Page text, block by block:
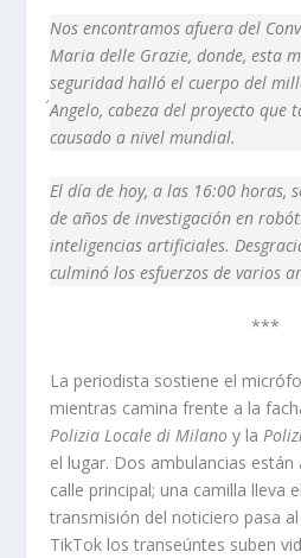
Nos encontramos afuera del
Maria delle Grazie, donde, esta
seguridad halló el cuerpo del
´Angelo, cabeza del proyecto que
causado a nivel mundial.
El día de hoy, a las 16:00 horas,
de años de investigación en
inteligencias artificiales.
culminó los esfuerzos de varios
***
La periodista sostiene el
mientras camina frente a la
Polizia Locale di Milano y la
el lugar. Dos ambulancias están
calle principal; una camilla lleva
transmisión del noticiero pasa
TikTok los transeúntes suben